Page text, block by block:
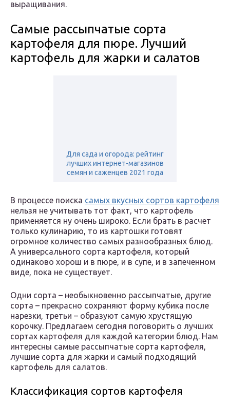
выращивания.
Самые рассыпчатые сорта
картофеля для пюре. Лучший
картофель для жарки и салатов
Для сада и огорода: рейтинг
лучших интернет-магазинов
семян и саженцев 2021 года
В процессе поиска самых вкусных сортов картофеля
нельзя не учитывать тот факт, что картофель
применяется ну очень широко. Если брать в расчет
только кулинарию, то из картошки готовят
огромное количество самых разнообразных блюд.
А универсального сорта картофеля, который
одинаково хорош и в пюре, и в супе, и в запеченном
виде, пока не существует.
Одни сорта – необыкновенно рассыпчатые, другие
сорта – прекрасно сохраняют форму кубика после
нарезки, третьи – образуют самую хрустящую
корочку. Предлагаем сегодня поговорить о лучших
сортах картофеля для каждой категории блюд. Нам
интересны самые рассыпчатые сорта картофеля,
лучшие сорта для жарки и самый подходящий
картофель для салатов.
Классификация сортов картофеля